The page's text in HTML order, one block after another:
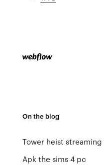
On the blog
Tower heist streaming
Apk the sims 4 pc